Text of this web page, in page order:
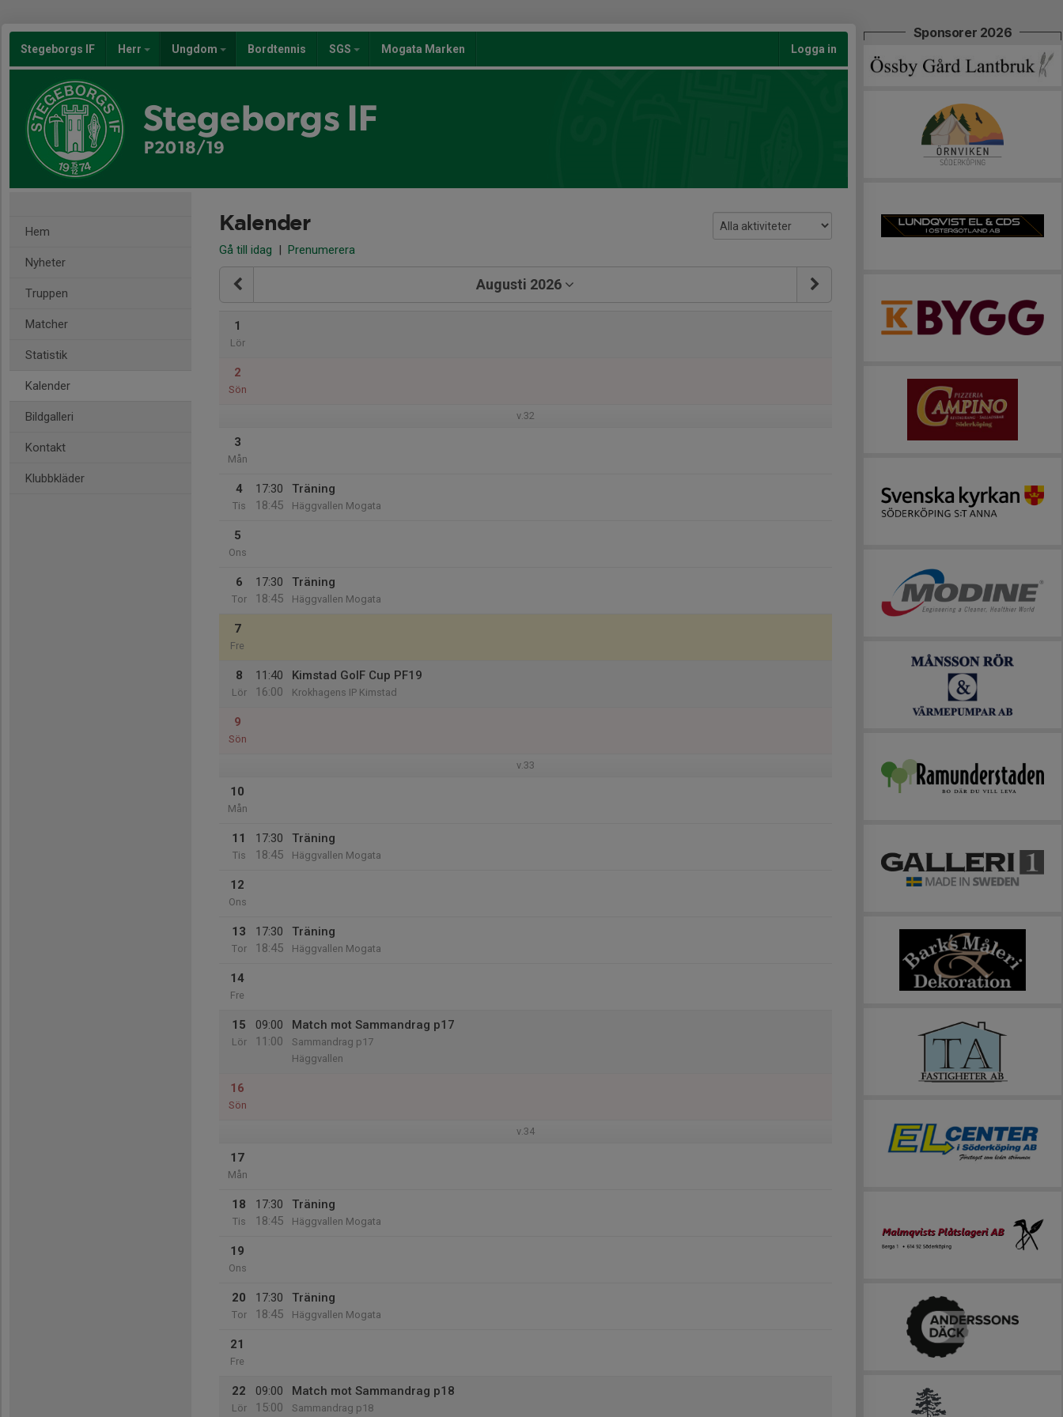
Stegeborgs IF Herr Ungdom Bordtennis SGS Mogata Marken Logga in
Stegeborgs IF
P2018/19
Hem
Nyheter
Truppen
Matcher
Statistik
Kalender
Bildgalleri
Kontakt
Klubbkläder
Kalender
Gå till idag | Prenumerera
Augusti 2026
1
Lör
2
Sön
v.32
3
Mån
4
Tis
17:30
18:45
Träning
Häggvallen Mogata
5
Ons
6
Tor
17:30
18:45
Träning
Häggvallen Mogata
7
Fre
8
Lör
11:40
16:00
Kimstad GoIF Cup PF19
Krokhagens IP Kimstad
9
Sön
v.33
10
Mån
11
Tis
17:30
18:45
Träning
Häggvallen Mogata
12
Ons
13
Tor
17:30
18:45
Träning
Häggvallen Mogata
14
Fre
15
Lör
09:00
11:00
Match mot Sammandrag p17
Sammandrag p17
Häggvallen
16
Sön
v.34
17
Mån
18
Tis
17:30
18:45
Träning
Häggvallen Mogata
19
Ons
20
Tor
17:30
18:45
Träning
Häggvallen Mogata
21
Fre
22
Lör
09:00
15:00
Match mot Sammandrag p18
Sammandrag p18
Sponsorer 2026